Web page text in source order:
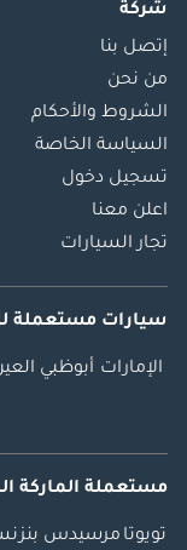
شركة
إتصل بنا
من نحن
الشروط والأحكام
السياسة الخاصة
تسجيل دخول
اعلن معنا
تجار السيارات
سيارات مستعملة
الإمارات أبوظبي
مستعملة الماركة
تويوتا مرسيدس بنز